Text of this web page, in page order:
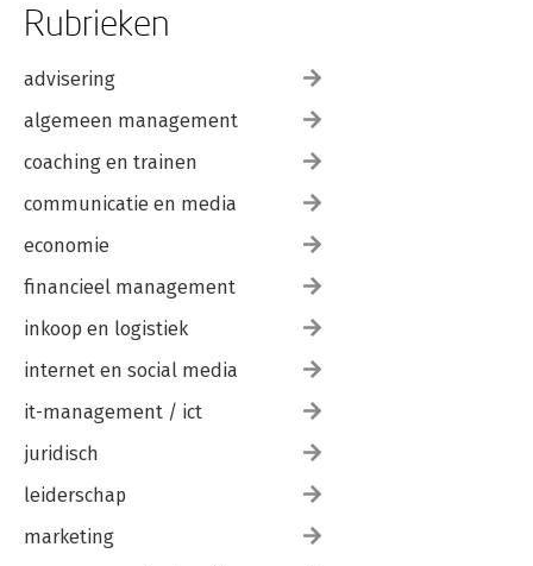
Rubrieken
advisering
algemeen management
coaching en trainen
communicatie en media
economie
financieel management
inkoop en logistiek
internet en social media
it-management / ict
juridisch
leiderschap
marketing